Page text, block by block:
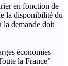
en fonction de
la disponibilité du
la demande doit
économies
la France”